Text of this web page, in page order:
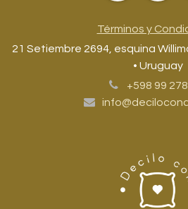
Términos y
21 Setiembre 2694, esquina
• Uruguay
+598 99